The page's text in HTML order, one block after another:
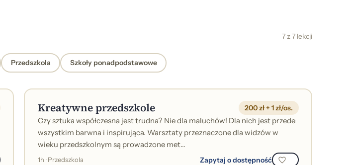
7 z 7 lekcji
Przedszkola Szkoły ponadpodstawowe
Kreatywne przedszkole 200 zł + 1 zł/os.
Czy sztuka współczesna jest trudna? Nie dla maluchów! Dla nich jest przede
wszystkim barwna i inspirująca. Warsztaty przeznaczone dla widzów w
wieku przedszkolnym są prowadzone met...
1h · Przedszkola Zapytaj o dostępność